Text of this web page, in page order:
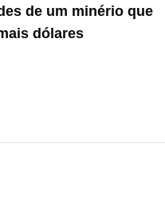
de um minério que
dólares